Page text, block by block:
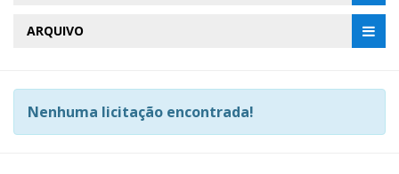
ARQUIVO
Nenhuma licitação encontrada!